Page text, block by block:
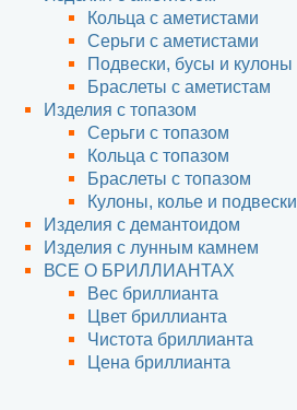
Кольца с аметистами
Серьги с аметистами
Подвески, бусы и кулоны
Браслеты с аметистам
Изделия с топазом
Cерьги с топазом
Кольца с топазом
Браслеты с топазом
Кулоны, колье и подвески
Изделия с демантоидом
Изделия с лунным камнем
ВСЕ О БРИЛЛИАНТАХ
Вес бриллианта
Цвет бриллианта
Чистота бриллианта
Цена бриллианта